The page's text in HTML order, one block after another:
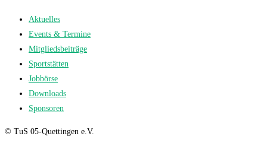
Aktuelles
Events & Termine
Mitgliedsbeiträge
Sportstätten
Jobbörse
Downloads
Sponsoren
© TuS 05-Quettingen e.V.